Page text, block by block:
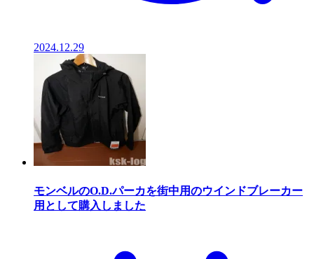
2024.12.29
モンベルのO.D.パーカを街中用のウインドブレーカー
用として購入しました